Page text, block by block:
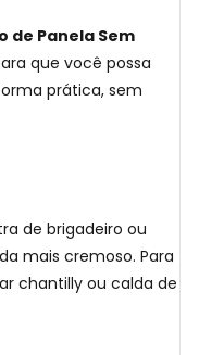
de Panela Sem
que você possa
prática, sem
de brigadeiro ou
mais cremoso. Para
chantilly ou calda de